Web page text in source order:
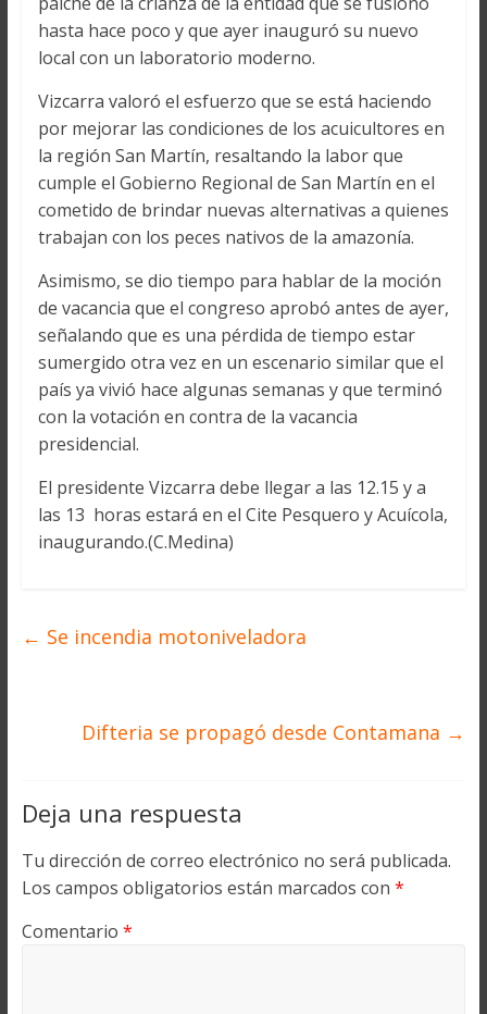
hasta hace poco y que ayer inauguró su nuevo
local con un laboratorio moderno.
Vizcarra valoró el esfuerzo que se está haciendo
por mejorar las condiciones de los acuicultores en
la región San Martín, resaltando la labor que
cumple el Gobierno Regional de San Martín en el
cometido de brindar nuevas alternativas a quienes
trabajan con los peces nativos de la amazonía.
Asimismo, se dio tiempo para hablar de la moción
de vacancia que el congreso aprobó antes de ayer,
señalando que es una pérdida de tiempo estar
sumergido otra vez en un escenario similar que el
país ya vivió hace algunas semanas y que terminó
con la votación en contra de la vacancia
presidencial.
El presidente Vizcarra debe llegar a las 12.15 y a
las 13 horas estará en el Cite Pesquero y Acuícola,
inaugurando.(C.Medina)
← Se incendia motoniveladora
Difteria se propagó desde Contamana →
Deja una respuesta
Tu dirección de correo electrónico no será publicada.
Los campos obligatorios están marcados con *
Comentario *